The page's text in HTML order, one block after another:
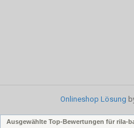
Onlineshop Lösung
Ausgewählte Top-Bewertungen für rila-